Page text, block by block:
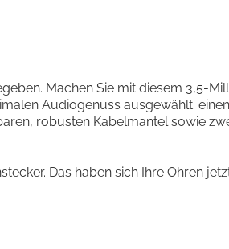
Machen Sie mit diesem 3,5-
Audiogenuss ausgewählt:
robusten Kabelmantel sowie
Das haben sich Ihre Ohren